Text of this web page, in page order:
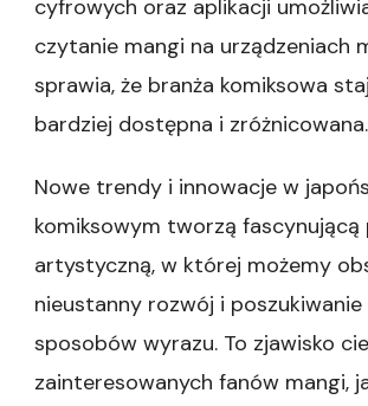
cyfrowych oraz aplikacji
czytanie mangi na urządzeniach
sprawia, że branża komiksowa
bardziej dostępna i zróżnicowana.
Nowe trendy i innowacje w
komiksowym tworzą fascynującą
artystyczną, w której możemy
nieustanny rozwój i
sposobów wyrazu. To zjawisko
zainteresowanych fanów mangi,